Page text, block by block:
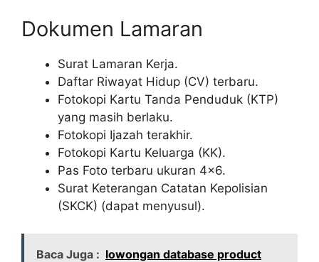
Dokumen Lamaran
Surat Lamaran Kerja.
Daftar Riwayat Hidup (CV) terbaru.
Fotokopi Kartu Tanda Penduduk (KTP)
yang masih berlaku.
Fotokopi Ijazah terakhir.
Fotokopi Kartu Keluarga (KK).
Pas Foto terbaru ukuran 4×6.
Surat Keterangan Catatan Kepolisian
(SKCK) (dapat menyusul).
Baca Juga : lowongan database product